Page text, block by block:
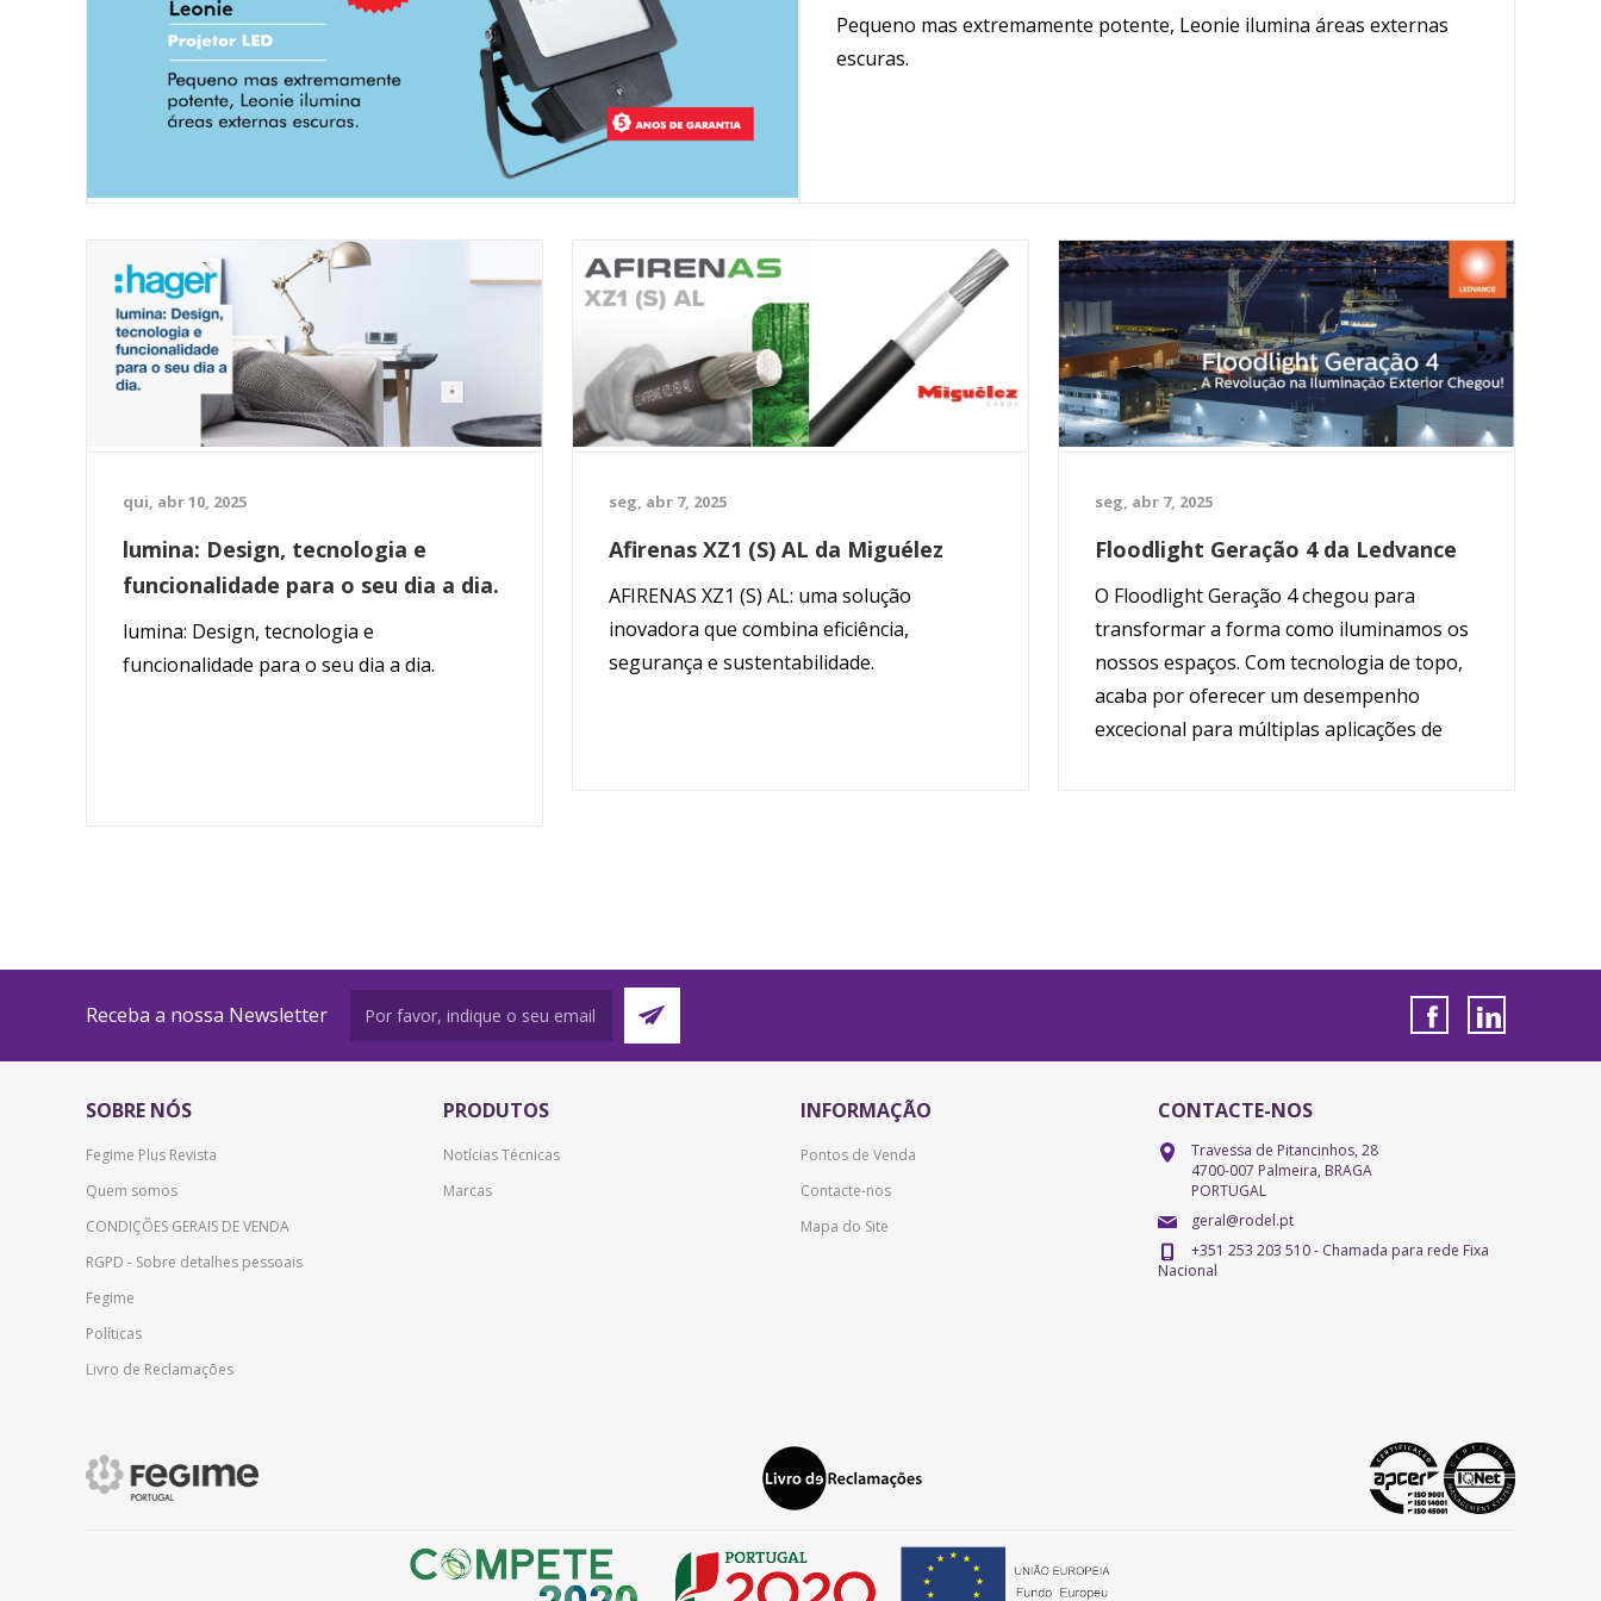
Distribuição de Energia
Pequeno mas extremamente potente, Leonie ilumina áreas externas
escuras.
qui, abr 10, 2025
lumina: Design, tecnologia e
funcionalidade para o seu dia a dia.
lumina: Design, tecnologia e
funcionalidade para o seu dia a dia.
seg, abr 7, 2025
Afirenas XZ1 (S) AL da Miguélez
AFIRENAS XZ1 (S) AL: uma solução
inovadora que combina eficiência,
segurança e sustentabilidade.
seg, abr 7, 2025
Floodlight Geração 4 da Ledvance
O Floodlight Geração 4 chegou para
transformar a forma como iluminamos os
nossos espaços. Com tecnologia de topo,
acaba por oferecer um desempenho
excecional para múltiplas aplicações de
Receba a nossa Newsletter
SOBRE NÓS
Fegime Plus Revista
Quem somos
CONDIÇÕES GERAIS DE VENDA
RGPD - Sobre detalhes pessoais
Fegime
Políticas
Livro de Reclamações
PRODUTOS
Notícias Técnicas
Marcas
INFORMAÇÃO
Pontos de Venda
Contacte-nos
Mapa do Site
CONTACTE-NOS
Travessa de Pitancinhos, 28
4700-007 Palmeira, BRAGA
PORTUGAL
geral@rodel.pt
+351 253 203 510 - Chamada para rede Fixa
Nacional